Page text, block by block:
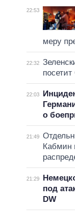
22:53
меру
22:32
22:03
о
21:49
Кабмин
21:29
под
DW